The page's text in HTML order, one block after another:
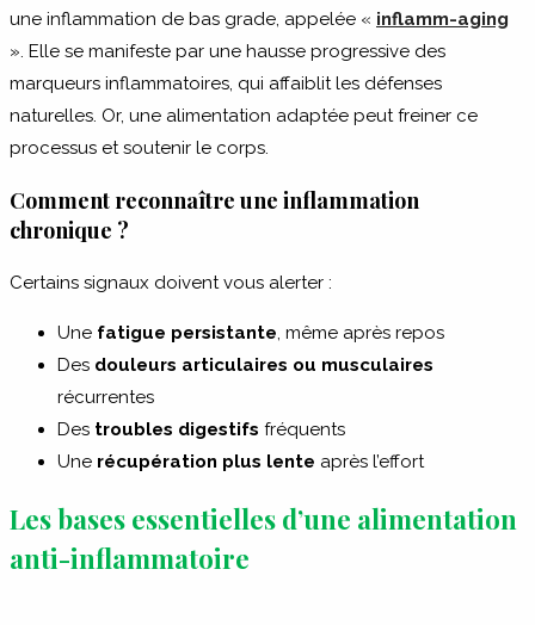
une inflammation de bas grade, appelée « inflamm-aging
». Elle se manifeste par une hausse progressive des
marqueurs inflammatoires, qui affaiblit les défenses
naturelles. Or, une alimentation adaptée peut freiner ce
processus et soutenir le corps.
Comment reconnaître une inflammation
chronique ?
Certains signaux doivent vous alerter :
Une fatigue persistante, même après repos
Des douleurs articulaires ou musculaires
récurrentes
Des troubles digestifs fréquents
Une récupération plus lente après l’effort
Les bases essentielles d’une alimentation
anti-inflammatoire